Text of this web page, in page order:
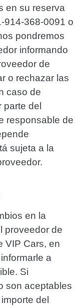
en su reserva
914-368-0091 o
pondremos
informando
de
o rechazar las
caso de
del
responsable de
sujeta a la
en la
proveedor de
VIP Cars, en
a
Si
son aceptables
del